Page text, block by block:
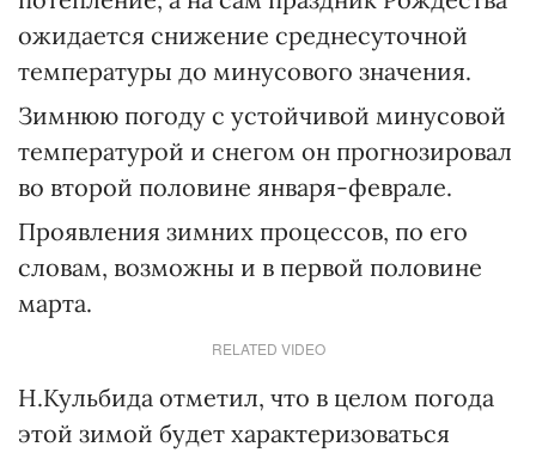
ожидается снижение среднесуточной
температуры до минусового значения.
Зимнюю погоду с устойчивой минусовой
температурой и снегом он прогнозировал
во второй половине января-феврале.
Проявления зимних процессов, по его
словам, возможны и в первой половине
марта.
RELATED VIDEO
Н.Кульбида отметил, что в целом погода
этой зимой будет характеризоваться